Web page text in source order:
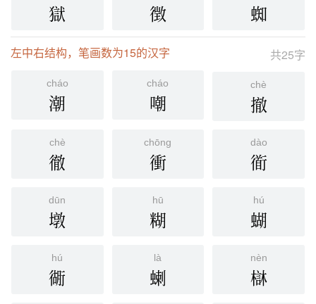
獄 徴 蜘
共25字
左中右结构，笔画数为15的汉字
cháo
潮
cháo
嘲
chè
撤
chè
徹
chōng
衝
dào
衜
dūn
墩
hū
糊
hú
蝴
hú
衚
là
蝲
nèn
㯎